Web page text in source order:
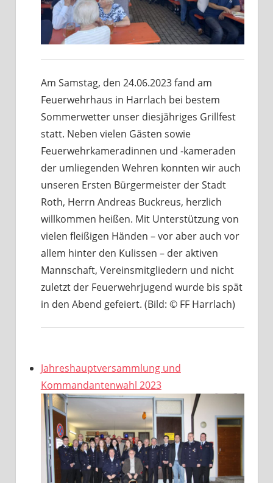
Am Samstag, den 24.06.2023 fand am
Feuerwehrhaus in Harrlach bei bestem
Sommerwetter unser diesjähriges Grillfest
statt. Neben vielen Gästen sowie
Feuerwehrkameradinnen und -kameraden
der umliegenden Wehren konnten wir auch
unseren Ersten Bürgermeister der Stadt
Roth, Herrn Andreas Buckreus, herzlich
willkommen heißen. Mit Unterstützung von
vielen fleißigen Händen – vor aber auch vor
allem hinter den Kulissen – der aktiven
Mannschaft, Vereinsmitgliedern und nicht
zuletzt der Feuerwehrjugend wurde bis spät
in den Abend gefeiert. (Bild: © FF Harrlach)
Jahreshauptversammlung und
Kommandantenwahl 2023